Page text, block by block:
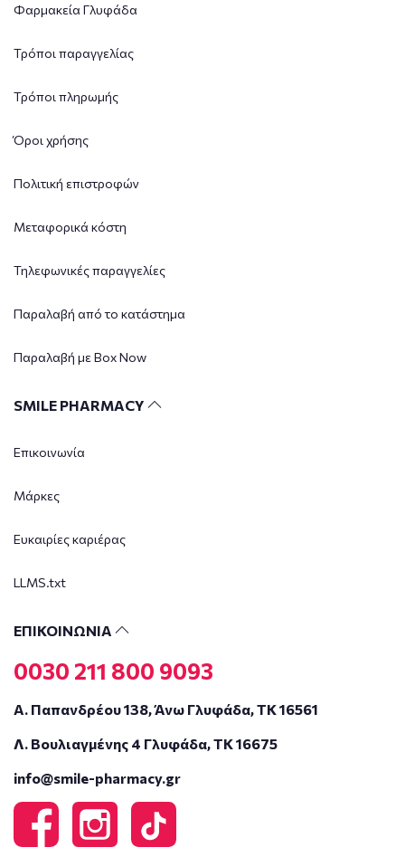
Φαρμακεία Γλυφάδα
Τρόποι παραγγελίας
Τρόποι πληρωμής
Όροι χρήσης
Πολιτική επιστροφών
Μεταφορικά κόστη
Τηλεφωνικές παραγγελίες
Παραλαβή από το κατάστημα
Παραλαβή με Box Now
SMILE PHARMACY
Επικοινωνία
Μάρκες
Ευκαιρίες καριέρας
LLMS.txt
ΕΠΙΚΟΙΝΩΝΙΑ
0030 211 800 9093
Α. Παπανδρέου 138, Άνω Γλυφάδα, ΤΚ 16561
Λ. Βουλιαγμένης 4 Γλυφάδα, ΤΚ 16675
info@smile-pharmacy.gr